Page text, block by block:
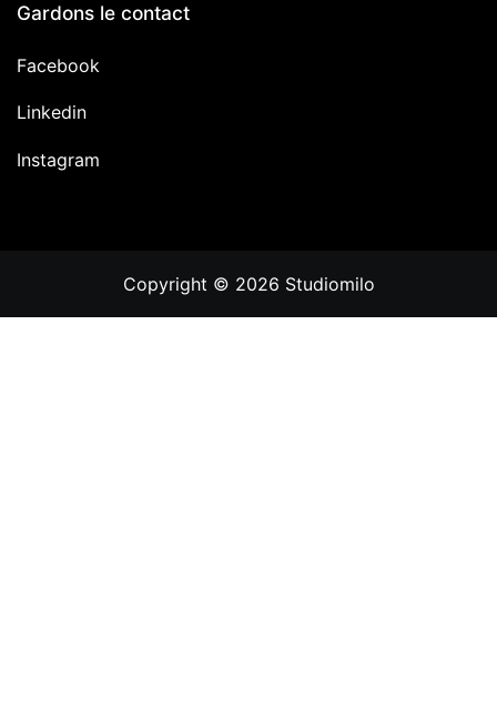
Gardons le contact
Facebook
Linkedin
Instagram
Copyright © 2026 Studiomilo